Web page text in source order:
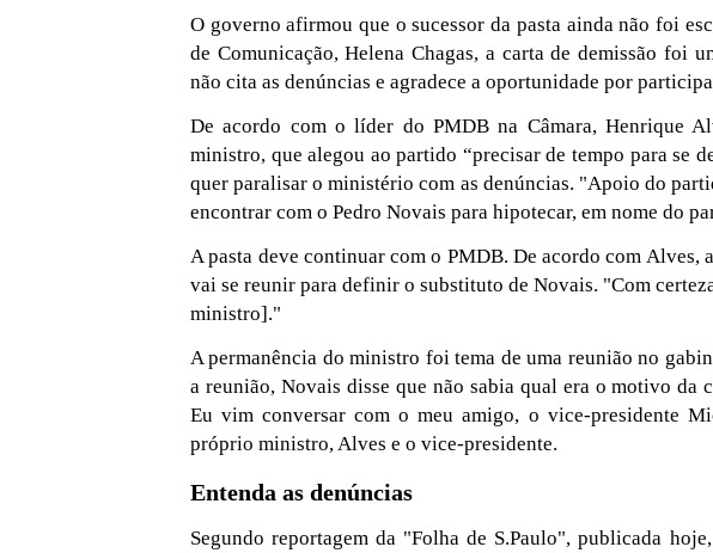
O governo afirmou que o sucessor da pasta ainda não foi
de Comunicação, Helena Chagas, a carta de demissão foi
não cita as denúncias e agradece a oportunidade por
De acordo com o líder do PMDB na Câmara, Henrique
ministro, que alegou ao partido “precisar de tempo para se
quer paralisar o ministério com as denúncias. "Apoio do
encontrar com o Pedro Novais para hipotecar, em nome do
A pasta deve continuar com o PMDB. De acordo com Alves,
vai se reunir para definir o substituto de Novais. "Com
ministro]."
A permanência do ministro foi tema de uma reunião no
a reunião, Novais disse que não sabia qual era o motivo da
Eu vim conversar com o meu amigo, o vice-presidente
próprio ministro, Alves e o vice-presidente.
Entenda as denúncias
Segundo reportagem da "Folha de S.Paulo", publicada